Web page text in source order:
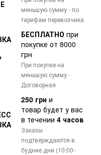
меньшую сумму - по
тарифам перевозчика
БЕСПЛАТНО при
покупке от 8000
грн
При покупке на
меньшую сумму -
Договорная
250 грн и
товар будет у вас
в течении 4 часов
Заказы
подтверждаются в
будние дни (10:00-